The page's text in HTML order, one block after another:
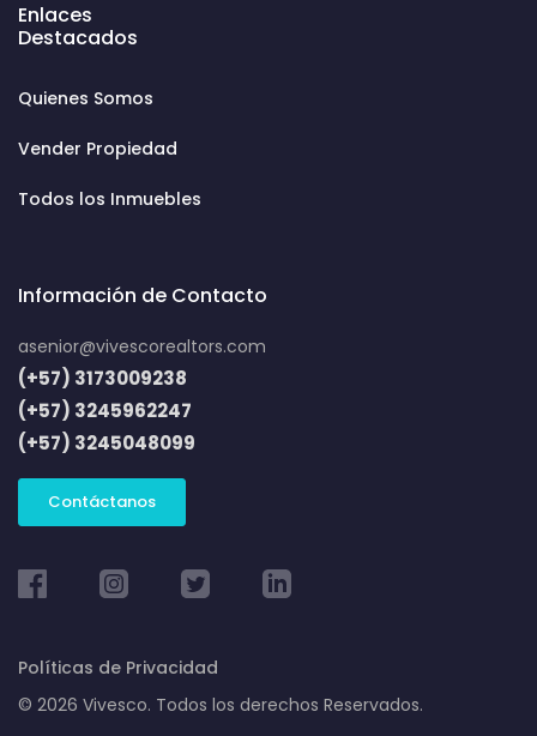
Enlaces
Destacados
Quienes Somos
Vender Propiedad
Todos los Inmuebles
Información de Contacto
asenior@vivescorealtors.com
(+57) 3173009238
(+57) 3245962247
(+57) 3245048099
Contáctanos
Políticas de Privacidad
© 2026 Vivesco. Todos los derechos Reservados.